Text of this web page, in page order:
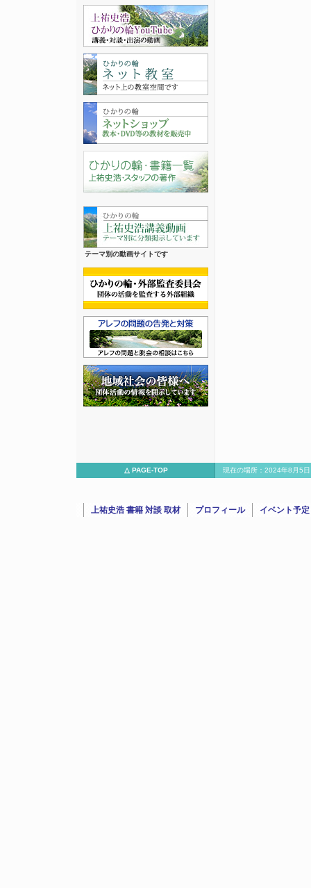
テーマ別の動画サイトです
△ PAGE-TOP
現在の場所：2024年8月5
上祐史浩 書籍 対談 取材 プロフィール イベント予定